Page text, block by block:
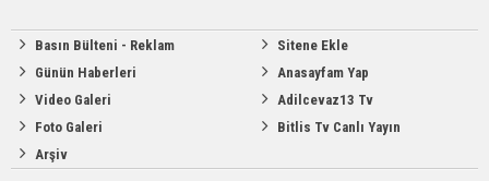
Basın Bülteni - Reklam
Günün Haberleri
Video Galeri
Foto Galeri
Arşiv
Sitene Ekle
Anasayfam Yap
Adilcevaz13 Tv
Bitlis Tv Canlı Yayın